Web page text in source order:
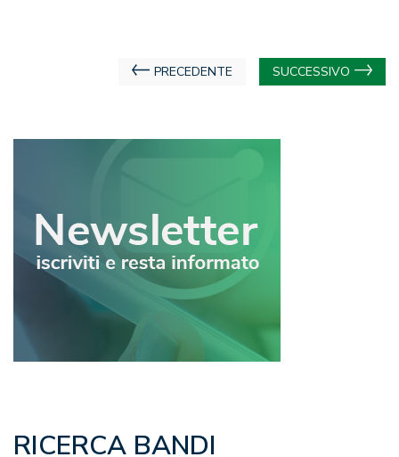
Navigazione
PRECEDENTE SUCCESSIVO
RICERCA BANDI